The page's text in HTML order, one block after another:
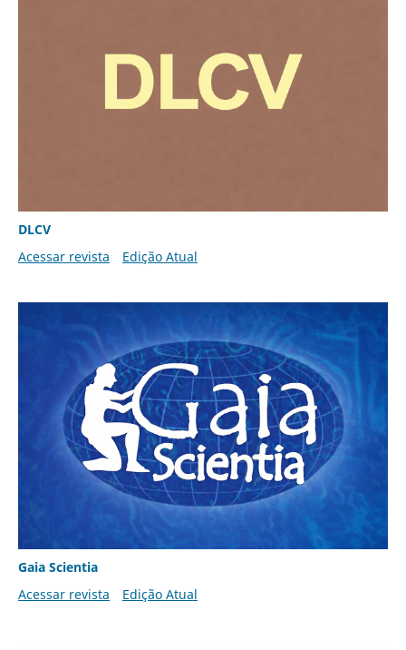
DLCV
Acessar revista
Edição Atual
Gaia Scientia
Acessar revista
Edição Atual